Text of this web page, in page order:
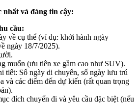
nhất và đáng tin cậy:
cầu:
về cụ thể (ví dụ: khởi hành ngày
ngày 18/7/2025).
muốn (ưu tiên xe gầm cao như SUV).
tiết: Số ngày di chuyển, số ngày lưu trú
và các điểm đến dự kiến (rất quan trọng
đích chuyến đi và yêu cầu đặc biệt (nếu